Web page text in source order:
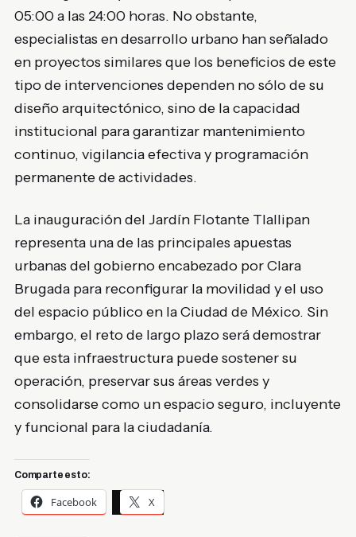
05:00 a las 24:00 horas. No obstante,
especialistas en desarrollo urbano han señalado
en proyectos similares que los beneficios de este
tipo de intervenciones dependen no sólo de su
diseño arquitectónico, sino de la capacidad
institucional para garantizar mantenimiento
continuo, vigilancia efectiva y programación
permanente de actividades.
La inauguración del Jardín Flotante Tlallipan
representa una de las principales apuestas
urbanas del gobierno encabezado por Clara
Brugada para reconfigurar la movilidad y el uso
del espacio público en la Ciudad de México. Sin
embargo, el reto de largo plazo será demostrar
que esta infraestructura puede sostener su
operación, preservar sus áreas verdes y
consolidarse como un espacio seguro, incluyente
y funcional para la ciudadanía.
Comparte esto:
Facebook X